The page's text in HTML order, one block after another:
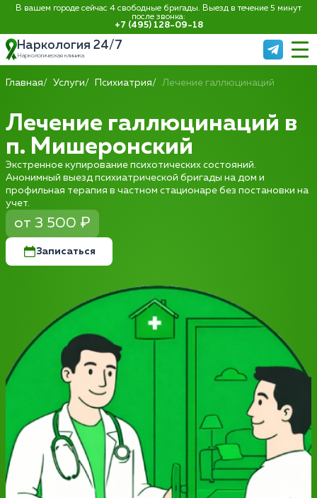
В вашем городе сейчас 4 свободные бригады. Выезд в течение 5 минут
после звонка:
+7 (495) 128-09-18
Наркология 24/7
Наркологическая клиника
Главная Услуги Психиатрия Лечение галлюцинаций
Лечение галлюцинаций в
п. Мишеронский
Экстренное купирование психотических состояний.
Анонимный выезд психиатрической бригады на дом и
профильная терапия в частном стационаре без постановки на
учет.
от 3 500 ₽
Записаться